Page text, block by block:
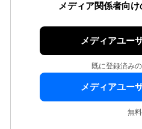
メディア関係者向
メディアユー
既に登録済み
メディアユー
無料